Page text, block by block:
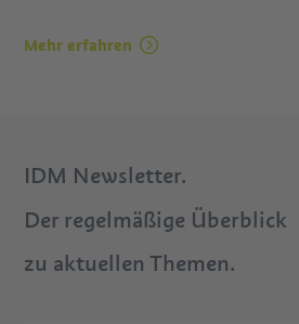
Mehr erfahren
IDM Newsletter.
Der regelmäßige Überblick
zu aktuellen Themen.